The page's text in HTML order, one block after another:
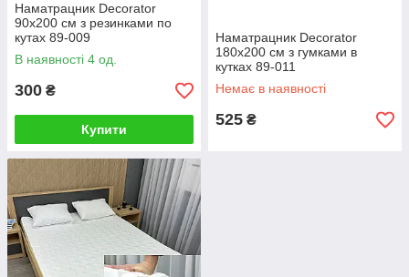
Наматрацник Decorator
90х200 см з резинками по
кутах 89-009
В наявності 4 од.
300 ₴
Купити
Наматрацник Decorator
180х200 см з гумками в
кутках 89-011
Немає в наявності
525 ₴